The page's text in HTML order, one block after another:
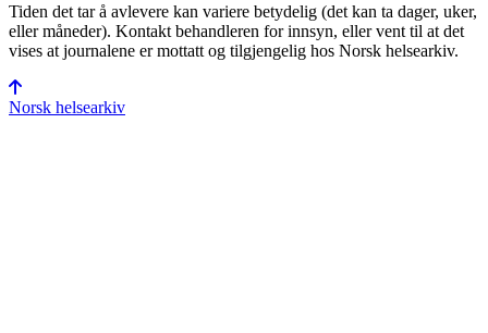
Tiden det tar å avlevere kan variere betydelig (det kan ta dager, uker,
eller måneder). Kontakt behandleren for innsyn, eller vent til at det
vises at journalene er mottatt og tilgjengelig hos Norsk helsearkiv.
Norsk helsearkiv